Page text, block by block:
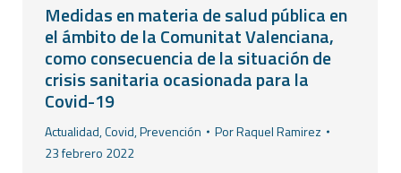
Medidas en materia de salud pública en
el ámbito de la Comunitat Valenciana,
como consecuencia de la situación de
crisis sanitaria ocasionada para la
Covid-19
Actualidad,Covid,Prevención PorRaquel Ramirez
23 febrero 2022